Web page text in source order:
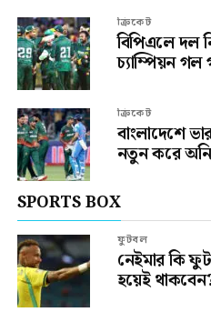
ক্রিকেট
বিপিএলে দল
চ্যাম্পিয়ন গল
ক্রিকেট
বাংলাদেশে
নতুন করে
SPORTS BOX
ফুটবল
নেইমার কি
হয়েই